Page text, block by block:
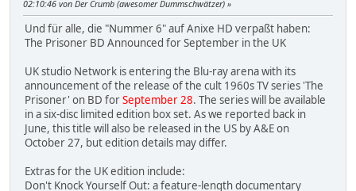
02:10:46 von Der Crumb (awesomer Dummschwätzer)
Und für alle, die "Nummer 6" auf Anixe HD verpaßt haben:
The Prisoner BD Announced for September in the UK
UK studio Network is entering the Blu-ray arena with its
announcement of the release of the cult 1960s TV series 'The
Prisoner' on BD forSeptember 28. The series will be available
in a six-disc limited edition box set. As we reported back in
June, this title will also be released in the US by A&E on
October 27, but edition details may differ.
Extras for the UK edition include:
Don't Knock Yourself Out: a feature-length documentary